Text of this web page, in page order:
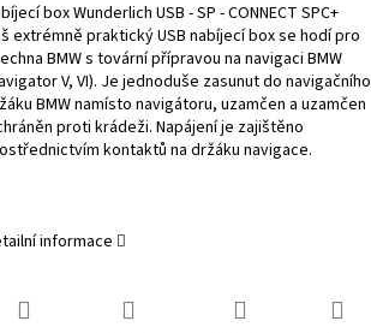
box Wunderlich USB - SP - CONNECT SPC+
extrémně praktický USB nabíjecí box se hodí pro
BMW s tovární přípravou na navigaci BMW
V, VI). Je jednoduše zasunut do navigačního
BMW namísto navigátoru, uzamčen a uzamčen
proti krádeži. Napájení je zajištěno
kontaktů na držáku navigace.
informace